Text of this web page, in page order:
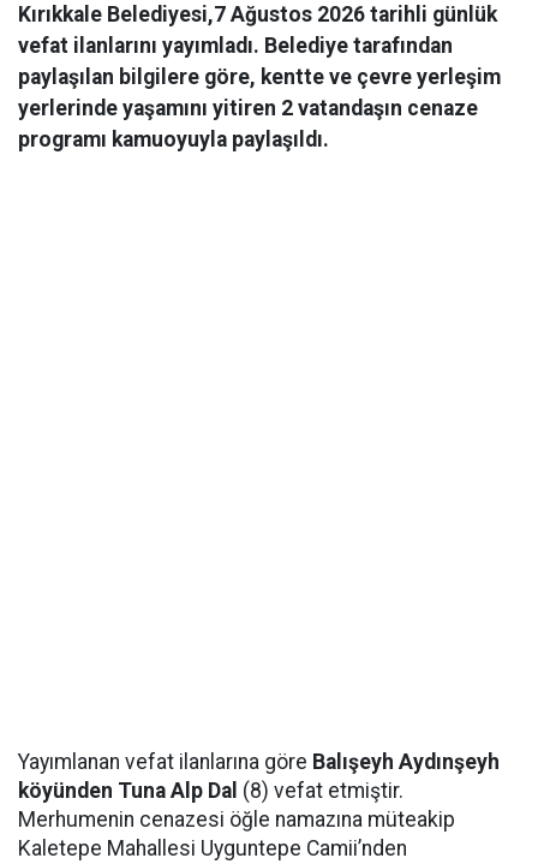
Kırıkkale Belediyesi,7 Ağustos 2026 tarihli günlük
vefat ilanlarını yayımladı. Belediye tarafından
paylaşılan bilgilere göre, kentte ve çevre yerleşim
yerlerinde yaşamını yitiren 2 vatandaşın cenaze
programı kamuoyuyla paylaşıldı.
Yayımlanan vefat ilanlarına göre Balışeyh Aydınşeyh
köyünden Tuna Alp Dal (8) vefat etmiştir.
Merhumenin cenazesi öğle namazına müteakip
Kaletepe Mahallesi Uyguntepe Camii’nden